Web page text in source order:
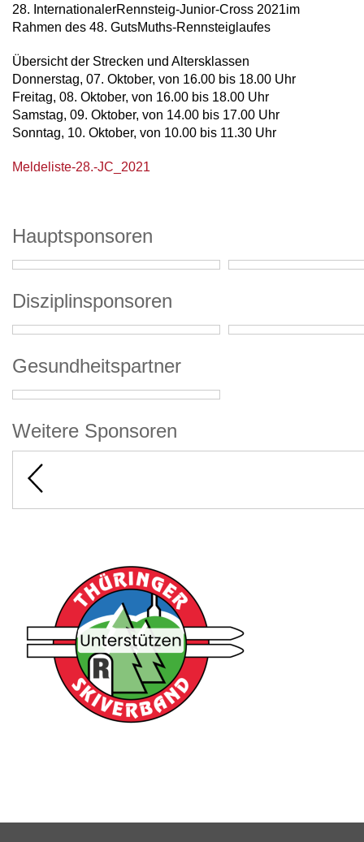
28. InternationalerRennsteig-Junior-Cross 2021im
Rahmen des 48. GutsMuths-Rennsteiglaufes
Übersicht der Strecken und Altersklassen
Donnerstag, 07. Oktober, von 16.00 bis 18.00 Uhr
Freitag, 08. Oktober, von 16.00 bis 18.00 Uhr
Samstag, 09. Oktober, von 14.00 bis 17.00 Uhr
Sonntag, 10. Oktober, von 10.00 bis 11.30 Uhr
Meldeliste-28.-JC_2021
Hauptsponsoren
Disziplinsponsoren
Gesundheitspartner
Weitere Sponsoren